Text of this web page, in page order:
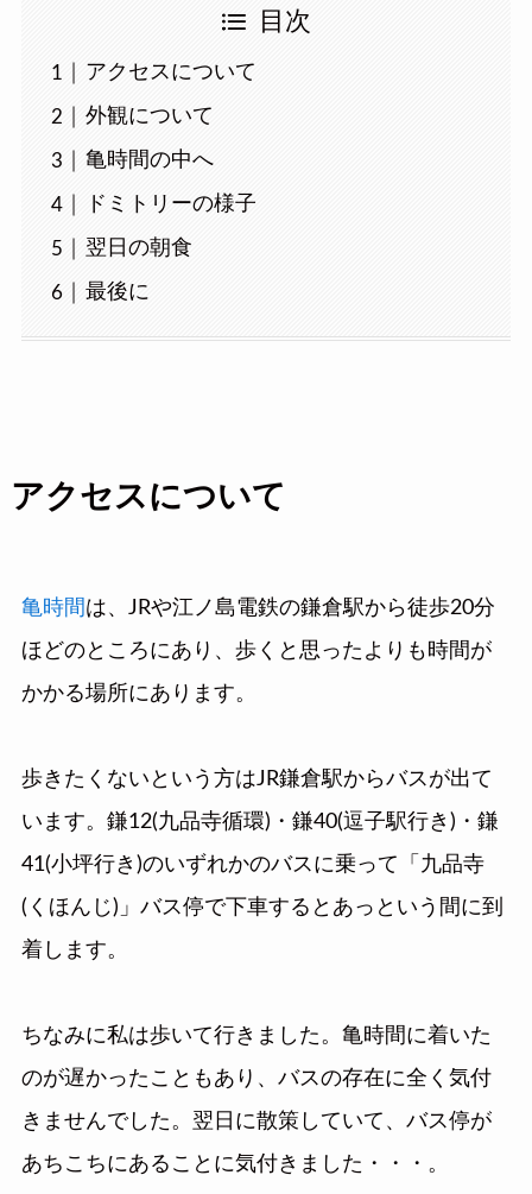
目次
アクセスについて
外観について
亀時間の中へ
ドミトリーの様子
翌日の朝食
最後に
アクセスについて
亀時間は、JRや江ノ島電鉄の鎌倉駅から徒歩20分
ほどのところにあり、歩くと思ったよりも時間が
かかる場所にあります。
歩きたくないという方はJR鎌倉駅からバスが出て
います。鎌12(九品寺循環)・鎌40(逗子駅行き)・鎌
41(小坪行き)のいずれかのバスに乗って「九品寺
(くほんじ)」バス停で下車するとあっという間に到
着します。
ちなみに私は歩いて行きました。亀時間に着いた
のが遅かったこともあり、バスの存在に全く気付
きませんでした。翌日に散策していて、バス停が
あちこちにあることに気付きました・・・。